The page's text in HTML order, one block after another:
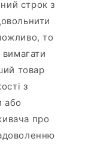
строк з
то
товар
з
або
про